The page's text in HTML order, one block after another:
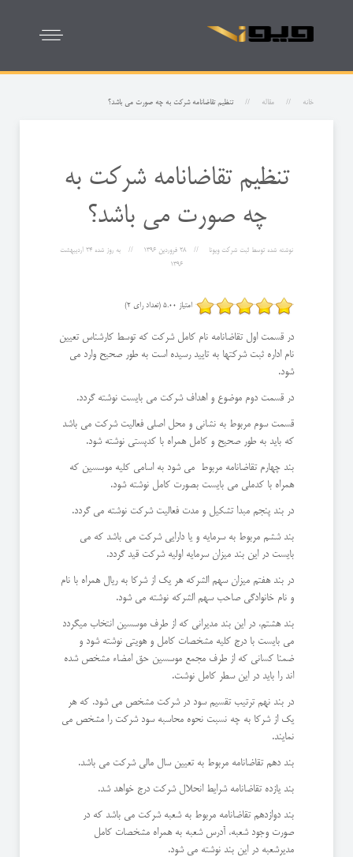
خانه مقاله تنظیم تقاضانامه شرکت به چه صورت می باشد؟
تنظیم تقاضانامه شرکت به
چه صورت می باشد؟
نوشته شده توسطثبت شرکت ویونا 28 فروردين 1396 به روز شده
24 ارديبهشت
1396
امتیاز 5.00 (تعداد رای 2)
در قسمت اول تقاضانامه نام کامل شرکت که توسط کارشناس تعیین
نام اداره ثبت شرکتها به تایید رسیده است به طور صحیح وارد می
شود.
در قسمت دوم موضوع و اهداف شرکت می بایست نوشته گردد.
قسمت سوم مربوط به نشانی و محل اصلی فعالیت شرکت می باشد
که باید به طور صحیح و کامل همراه با کدپستی نوشته شود.
بند چهارم تقاضانامه مربوط می شود به اسامی کلیه موسسین که
همراه با کدملی می بایست بصورت کامل نوشته شود.
در بند پنجم مبدا تشکیل و مدت فعالیت شرکت نوشته می گردد.
بند ششم مربوط به سرمایه و یا دارایی شرکت می باشد که می
بایست در این بند میزان سرمایه اولیه شرکت قید گردد.
در بند هفتم میزان سهم الشرکه هر یک از شرکا به ریال همراه با نام
و نام خانوادگی صاحب سهم الشرکه نوشته می شود.
بند هشتم، در این بند مدیرانی که از طرف موسسین انتخاب میگردد
می بایست با درج کلیه مشخصات کامل و هویتی نوشته شود و
ضمنا کسانی که از طرف مجمع موسسین حق امضاء مشخص شده
اند را باید در این سطر کامل نوشت.
در بند نهم ترتیب تقسیم سود در شرکت مشخص می شود. که هر
یک از شرکا به چه نسبت نحوه محاسبه سود شرکت را مشخص می
نمایند.
بند دهم تقاضانامه مربوط به تعیین سال مالی شرکت می باشد.
بند یازده تقاضانامه شرایط انحلال شرکت درج خواهد شد.
بند دوازدهم تقاضانامه مربوط به شعبه شرکت می باشد که در
صورت وجود شعبه، آدرس شعبه به همراه مشخصات کامل
مدیرشعبه در این بند نوشته می شود.